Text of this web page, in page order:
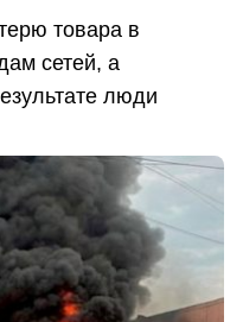
товара в
сетей, а
люди